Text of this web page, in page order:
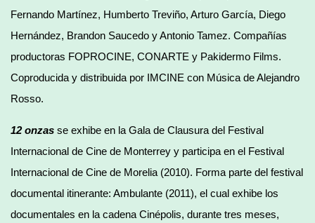
Fernando Martínez, Humberto Treviño, Arturo García, Diego
Hernández, Brandon Saucedo y Antonio Tamez. Compañías
productoras FOPROCINE, CONARTE y Pakidermo Films.
Coproducida y distribuida por IMCINE con Música de Alejandro
Rosso.
12 onzas se exhibe en la Gala de Clausura del Festival
Internacional de Cine de Monterrey y participa en el Festival
Internacional de Cine de Morelia (2010). Forma parte del festival
documental itinerante: Ambulante (2011), el cual exhibe los
documentales en la cadena Cinépolis, durante tres meses,